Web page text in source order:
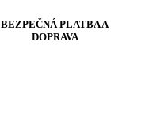
BEZPEČNÁ PLATBA A
DOPRAVA